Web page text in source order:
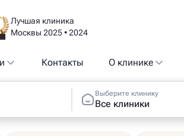
Лучшая клиника
Москвы 2025 • 2024
Контакты О клинике
Выберите клинику
Все клиники